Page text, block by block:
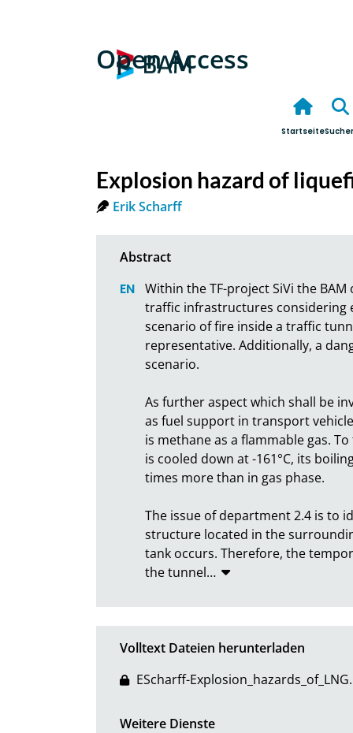
Open Access
Startseite
Explosion hazard of
Erik Scharff
Within the TF-project SiVi the
traffic infrastructures considering
scenario of fire inside a traffic
representative. Additionally, a
scenario.
As further aspect which shall be
as fuel support in transport
is methane as a flammable gas.
is cooled down at -161°C, its
times more than in gas phase.
The issue of department 2.4 is to
structure located in the
tank occurs. Therefore, the
the tunnel…
Volltext Dateien herunterladen
EScharff-
Weitere Dienste